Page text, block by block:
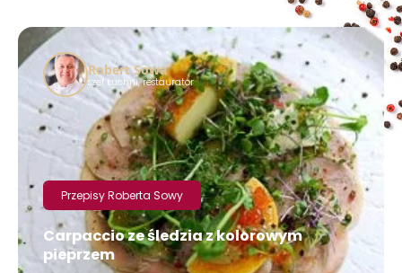
Robert Sowa
szef kuchni, restaurator
Przepisy Roberta Sowy
Carpaccio ze śledzia z kolorowym
pieprzem